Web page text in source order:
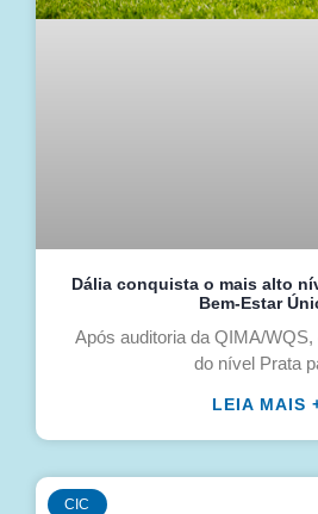
Dália conquista o mais alto
Bem-Estar
Após auditoria da QIMA/
do nível Prata
LEIA MAIS
CIC